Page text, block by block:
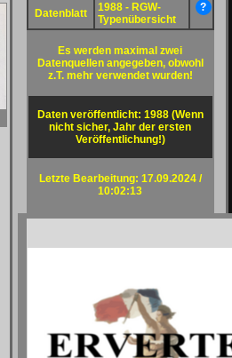
Datenblatt
1988 - RGW-
Typenübersicht
?
Es werden maximal zwei
Datenquellen angegeben, obwohl
z.T. mehr verwendet wurden!
Daten veröffentlicht: 1988 (Wenn
nicht sicher, Jahr der ersten
Veröffentlichung!)
Letzte Bearbeitung: 17.09.2024 /
10:02:13